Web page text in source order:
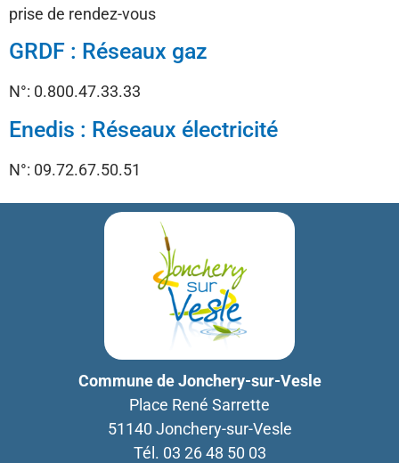
prise de rendez-vous
GRDF : Réseaux gaz
N°: 0.800.47.33.33
Enedis : Réseaux électricité
N°: 09.72.67.50.51
Commune de Jonchery-sur-Vesle
Place René Sarrette
51140 Jonchery-sur-Vesle
Tél. 03 26 48 50 03